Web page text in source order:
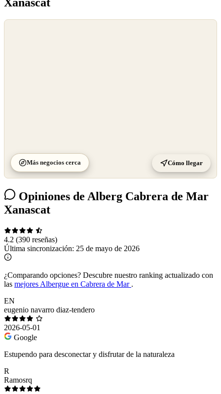
Xanascat
Más negocios cerca Cómo llegar
Opiniones de Alberg Cabrera de Mar
Xanascat
4.2 (390 reseñas)
Última sincronización: 25 de mayo de 2026
¿Comparando opciones? Descubre nuestro ranking actualizado con
las mejores Albergue en Cabrera de Mar .
EN
eugenio navarro diaz-tendero
2026-05-01
Google
Estupendo para desconectar y disfrutar de la naturaleza
R
Ramosrq